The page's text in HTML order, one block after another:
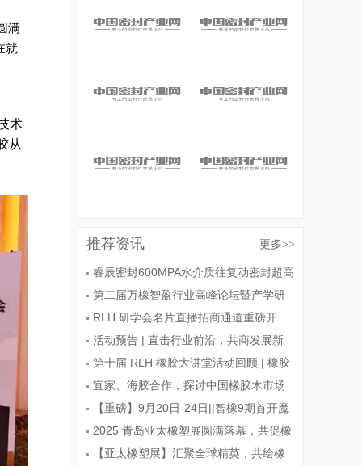
满
就
术
从
推荐资讯 更多>>
睿辰密封600MPA水介质往复动密封超高
压密封件通过用户测试
第二届万橡智盈行业高峰论坛暨产学研
融合创新大会圆满落幕，RLH 橡胶研学会
全程赋能记录
RLH 研学会名片直播招商通道重磅开
启！助力企业闪耀 2025 上海汽配展
活动预告 | 直击行业前沿，共商发展新
局！
第十届 RLH 橡胶大讲堂活动回顾 | 橡胶
人的知识盛宴与行业新篇
宜家、海胶合作，探讨中国橡胶木市场
【重磅】9月20日-24日||智橡9期首开魔
都+13位橡胶配方专家齐聚上海+全新课程
+硬核干货+报名
2025 青岛亚太橡塑展圆满落幕，共促橡
塑产业创新发展
【亚太橡塑展】汇聚全球精英，共绘橡